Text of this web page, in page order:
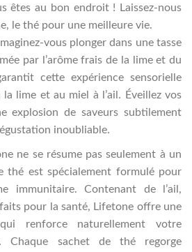
êtes au bon endroit ! Laissez-nous
le thé pour une meilleure vie.
vous plonger dans une tasse
par l’arôme frais de la lime et du
cette expérience sensorielle
lime et au miel à l’ail. Éveillez vos
explosion de saveurs subtilement
inoubliable.
ne se résume pas seulement à un
thé est spécialement formulé pour
immunitaire. Contenant de l’ail,
pour la santé, Lifetone offre une
renforce naturellement votre
Chaque sachet de thé regorge